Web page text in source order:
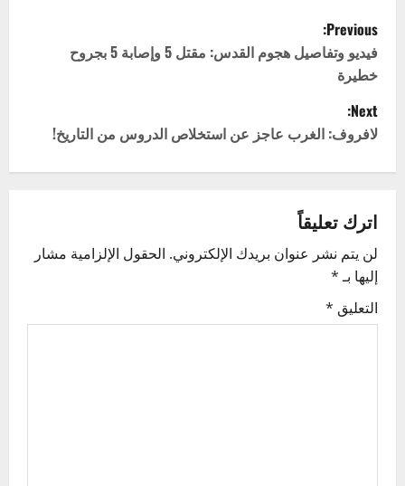
P
o
s
t
n
a
v
i
g
Previous:
فيديو وتفاصيل هجوم القدس: مقتل 5 وإصابة 5 بجروح
خطيرة
Next:
لافروف: الغرب عاجز عن استخلاص الدروس من التاريخ!
اترك تعليقاً
لن يتم نشر عنوان بريدك الإلكتروني. الحقول الإلزامية مشار
إليها بـ*
التعليق *